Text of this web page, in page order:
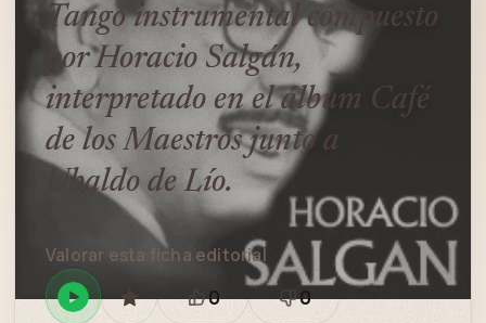
Tango instrumental compuesto
por Horacio Salgán,
interpretado en el álbum Café
de los Maestros junto a
Ubaldo de Lío.
ReproducirGUARDAR
Valorar esta ficha editorial
Está
0
Necesita
0